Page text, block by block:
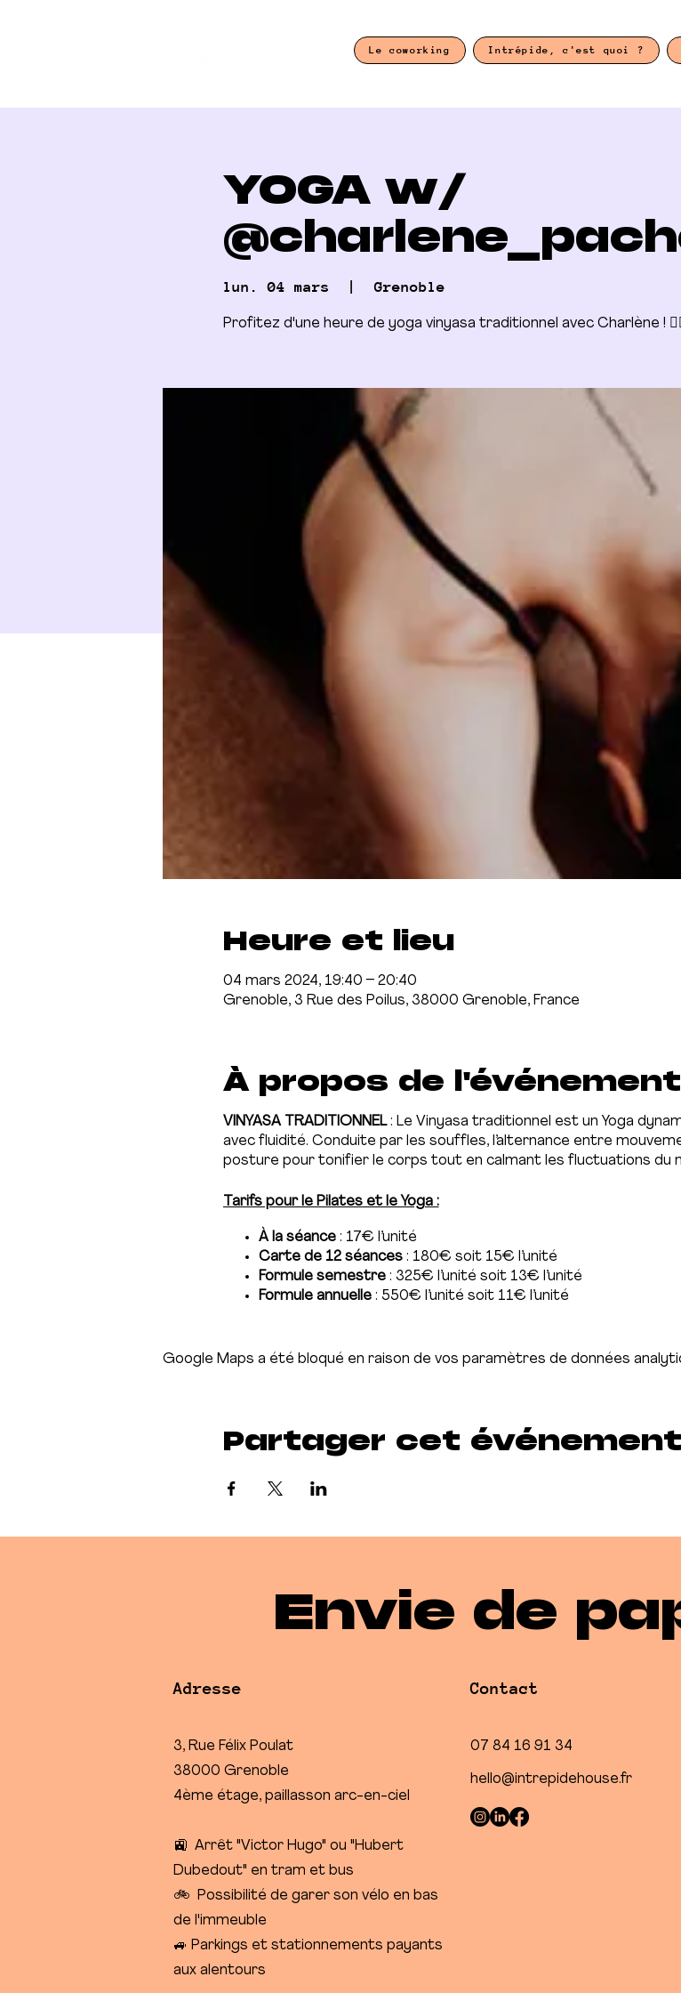
Le coworking Intrépide, c'est quoi ?
YOGA w/
lun. 04 mars
  |
Grenoble
Heure et lieu
04 mars 2024, 19:40 – 20:40
Grenoble, 3 Rue des Poilus, 38000 Grenoble, France
À propos de l'événement
VINYASA TRADITIONNEL: Le Vinyasa traditionnel est un Yoga
avec fluidité. Conduite par les souffles, l’alternance entre
posture pour tonifier le corps tout en calmant les fluctuations du
Tarifs pour le Pilates et le Yoga :
À la séance : 17€ l’unité
Carte de 12 séances: 180€ soit 15€ l’unité
Formule semestre: 325€ l’unité soit 13€ l’unité
Formule annuelle: 550€ l’unité soit 11€ l’unité
Pour les formules semestre et annuelle le tapis est
mois ou 12 mois).
Pour les réservations des séances, prise d’abonnement ou infos :⤵️
Mail :
charlene.pacheco@hotmail.fr
Google Maps a été bloqué en raison de vos paramètres de données
Partager cet événement
Envie de
Adresse
3, Rue Félix Poulat
38000 Grenoble
4ème étage, paillasson arc-en-ciel
🚉 Arrêt "Victor Hugo" ou "Hubert
Dubedout" en tram et bus
🚲 Possibilité de garer son vélo en bas
de l'immeuble
​🚙 Parkings et stationnements payants
aux alentours
Contact
07 84 16 91 34
hello@intrepidehouse.fr